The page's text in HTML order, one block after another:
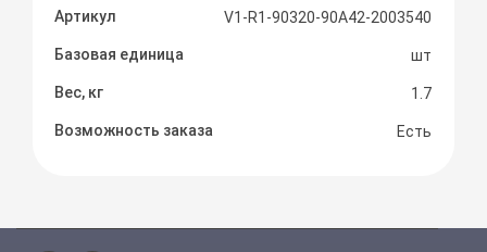
Артикул V1-R1-90320-90A42-2003540
Базовая единица шт
Вес, кг 1.7
Возможность заказа Есть